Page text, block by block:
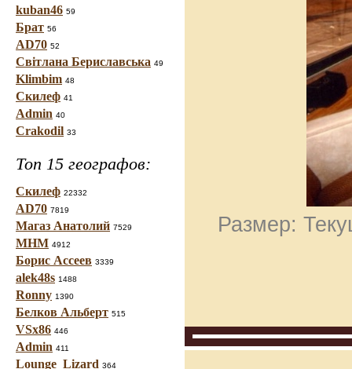
kuban46 59
Брат 56
AD70 52
Світлана Бериславська 49
Klimbim 48
Скилеф 41
Admin 40
Crakodil 33
Топ 15 географов:
Скилеф 22332
AD70 7819
Магаз Анатолий 7529
МНМ 4912
Борис Ассеев 3339
alek48s 1488
Ronny 1390
Белков Альберт 515
VSx86 446
Admin 411
Lounge_Lizard 364
Размер: